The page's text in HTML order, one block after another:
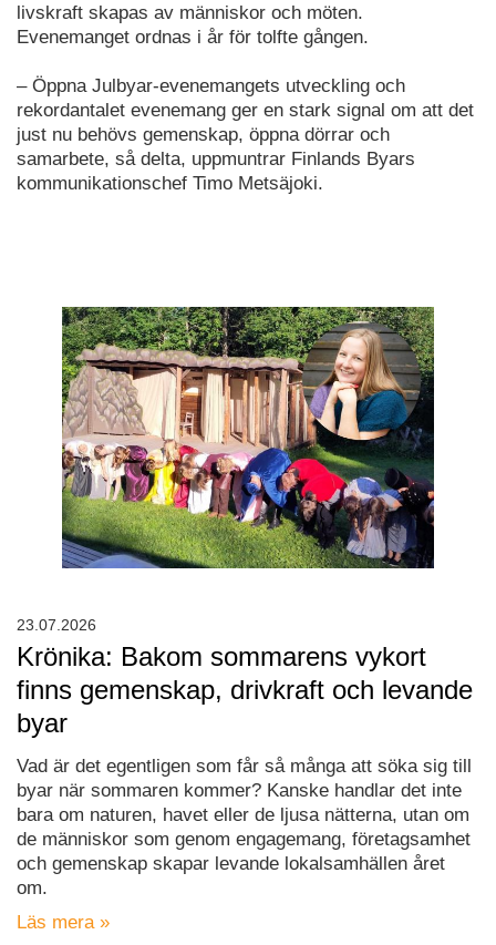
livskraft skapas av människor och möten.
Evenemanget ordnas i år för tolfte gången.
– Öppna Julbyar-evenemangets utveckling och
rekordantalet evenemang ger en stark signal om att det
just nu behövs gemenskap, öppna dörrar och
samarbete, så delta, uppmuntrar Finlands Byars
kommunikationschef Timo Metsäjoki.
Krönika: Bakom sommarens vykort
finns gemenskap, drivkraft och levande
byar
Vad är det egentligen som får så många att söka sig till
byar när sommaren kommer? Kanske handlar det inte
bara om naturen, havet eller de ljusa nätterna, utan om
de människor som genom engagemang, företagsamhet
och gemenskap skapar levande lokalsamhällen året
om.
Läs mera »
23.07.2026